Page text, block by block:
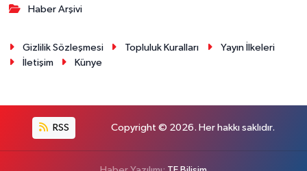
Haber Arşivi
Gizlilik Sözleşmesi Topluluk Kuralları
Yayın İlkeleri
İletişim
Künye
RSS Copyright © 2026. Her hakkı saklıdır.